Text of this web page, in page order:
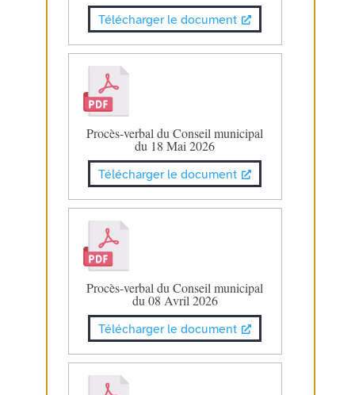
Télécharger le document
Procès-verbal du Conseil municipal
du 18 Mai 2026
Télécharger le document
Procès-verbal du Conseil municipal
du 08 Avril 2026
Télécharger le document